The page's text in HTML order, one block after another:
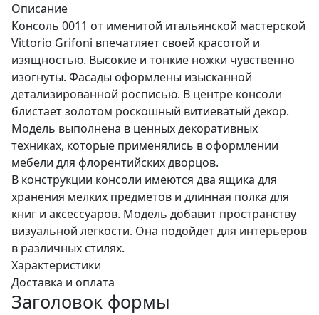
Описание
Консоль 0011 от именитой итальянской мастерской
Vittorio Grifoni впечатляет своей красотой и
изящностью. Высокие и тонкие ножки чувственно
изогнуты. Фасады оформлены изысканной
детализированной росписью. В центре консоли
блистает золотом роскошный витиеватый декор.
Модель выполнена в ценных декоративных
техниках, которые применялись в оформлении
мебели для флорентийских дворцов.
В конструкции консоли имеются два ящика для
хранения мелких предметов и длинная полка для
книг и аксессуаров. Модель добавит пространству
визуальной легкости. Она подойдет для интерьеров
в различных стилях.
Характеристики
Доставка и оплата
Заголовок формы